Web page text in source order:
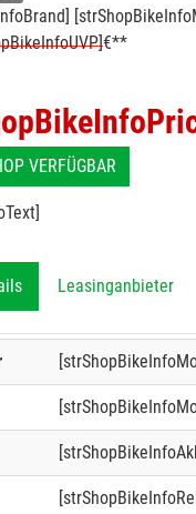
€**
VERFÜGBAR
Leasinganbieter